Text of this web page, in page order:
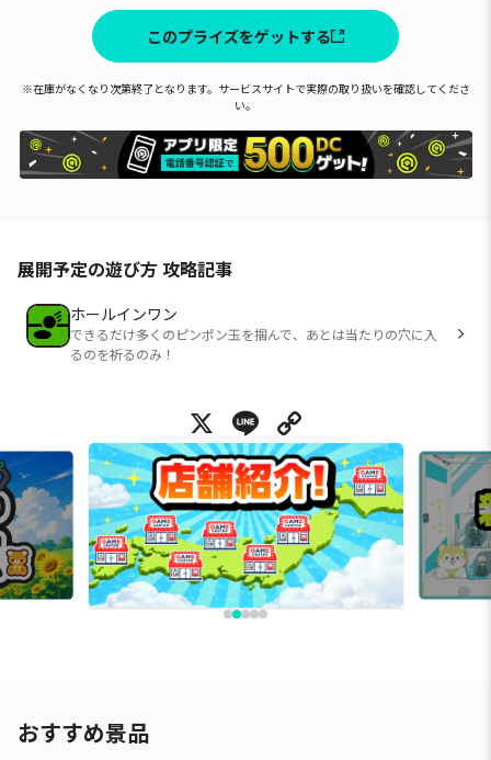
このプライズをゲットする
※在庫がなくなり次第終了となります。サービスサイトで実際の取り扱いを確認してくださ
い。
展開予定の遊び方 攻略記事
ホールインワン
できるだけ多くのピンポン玉を掴んで、あとは当たりの穴に入
るのを祈るのみ！
X Line
おすすめ景品